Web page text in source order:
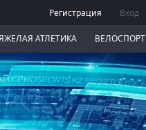
Регистрация Вход
АТЛЕТИКА ВЕЛОСПОРТ